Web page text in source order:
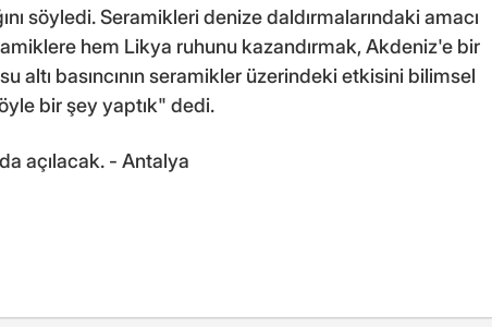
söyledi. Seramikleri denize daldırmalarındaki amacı
hem Likya ruhunu kazandırmak, Akdeniz'e bir
altı basıncının seramikler üzerindeki etkisini bilimsel
bir şey yaptık" dedi.
açılacak. - Antalya